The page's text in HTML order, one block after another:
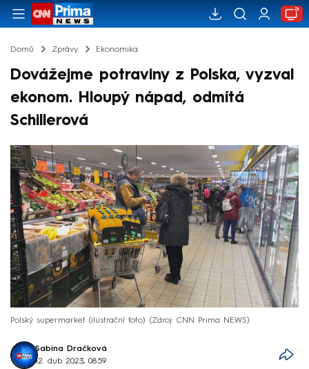
Domů Zprávy Ekonomika
Dovážejme potraviny z Polska, vyzval
ekonom. Hloupý nápad, odmítá
Schillerová
Polský supermarket (ilustrační foto) Zdroj: CNN Prima NEWS
Sabina Dračková
12. dub 2023, 08:59